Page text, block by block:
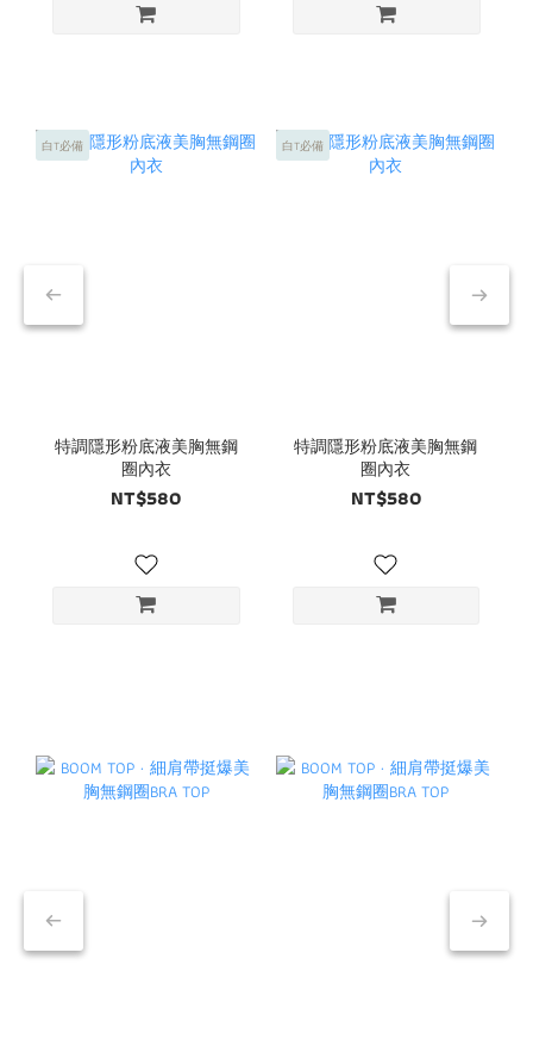
白T必備
特調隱形粉底液美胸無鋼
圈內衣
NT$580
白T必備
特調隱形粉底液美胸無鋼
圈內衣
NT$580